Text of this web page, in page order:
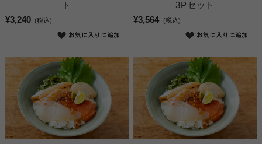
ト
¥3,240 (税込)
3Pセット
¥3,564
(税込)